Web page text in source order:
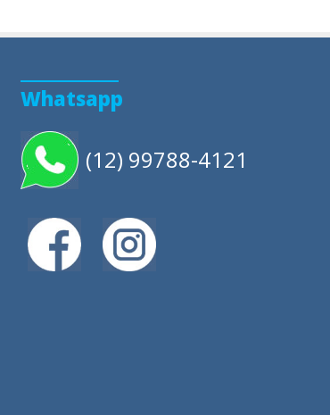
Whatsapp
(12) 99788-4121